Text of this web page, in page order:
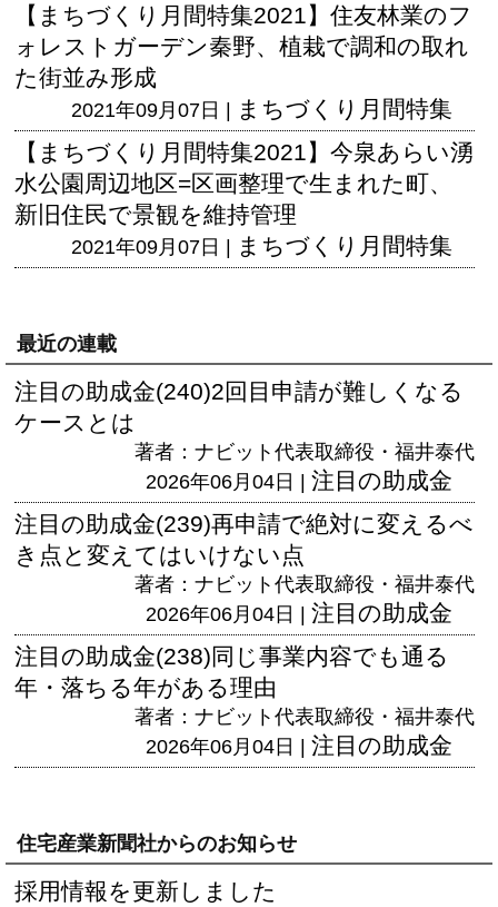
【まちづくり月間特集2021】住友林業のフ
ォレストガーデン秦野、植栽で調和の取れ
た街並み形成
2021年09月07日 | まちづくり月間特集
【まちづくり月間特集2021】今泉あらい湧
水公園周辺地区=区画整理で生まれた町、
新旧住民で景観を維持管理
2021年09月07日 | まちづくり月間特集
最近の連載
注目の助成金(240)2回目申請が難しくなる
ケースとは
著者：ナビット代表取締役・福井泰代
2026年06月04日 | 注目の助成金
注目の助成金(239)再申請で絶対に変えるべ
き点と変えてはいけない点
著者：ナビット代表取締役・福井泰代
2026年06月04日 | 注目の助成金
注目の助成金(238)同じ事業内容でも通る
年・落ちる年がある理由
著者：ナビット代表取締役・福井泰代
2026年06月04日 | 注目の助成金
住宅産業新聞社からのお知らせ
採用情報を更新しました